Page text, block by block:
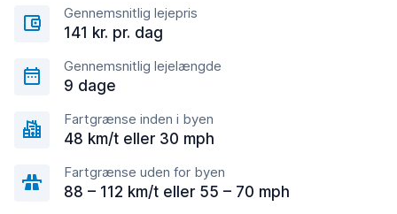
Gennemsnitlig lejepris
141 kr. pr. dag
Gennemsnitlig lejelængde
9 dage
Fartgrænse inden i byen
48 km/t eller 30 mph
Fartgrænse uden for byen
88 – 112 km/t eller 55 – 70 mph